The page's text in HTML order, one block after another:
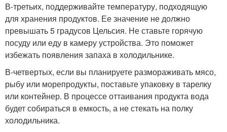
В-третьих, поддерживайте температуру, подходящую
для хранения продуктов. Ее значение не должно
превышать 5 градусов Цельсия. Не ставьте горячую
посуду или еду в камеру устройства. Это поможет
избежать появления запаха в холодильнике.
В-четвертых, если вы планируете размораживать мясо,
рыбу или морепродукты, поставьте упаковку в тарелку
или контейнер. В процессе оттаивания продукта вода
будет собираться в емкость, а не стекать на полку
холодильника.